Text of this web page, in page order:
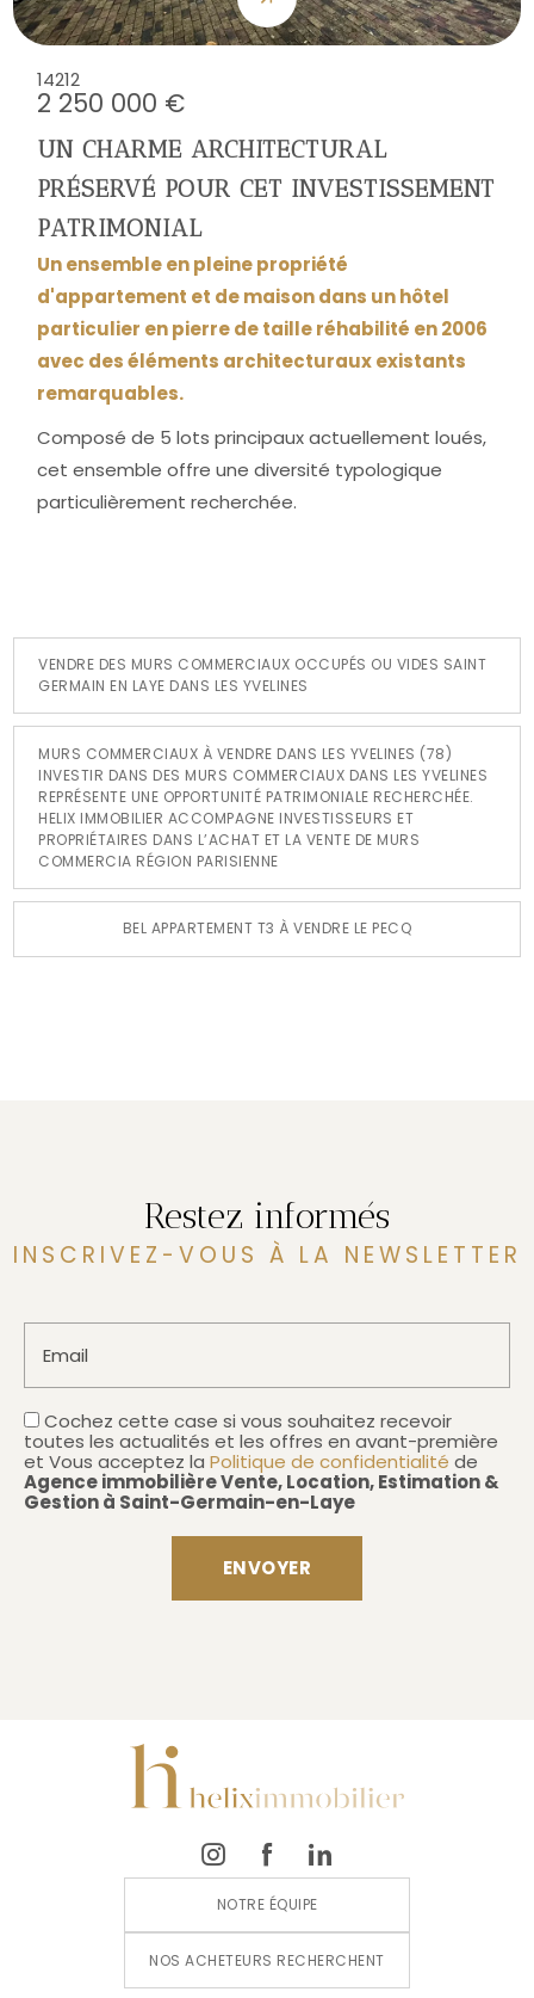
14212
2 250 000 €
UN CHARME ARCHITECTURAL
PRÉSERVÉ POUR CET INVESTISSEMENT
PATRIMONIAL
Un ensemble en pleine propriété
d'appartement et de maison dans un hôtel
particulier en pierre de taille réhabilité en 2006
avec des éléments architecturaux existants
remarquables.
Composé de 5 lots principaux actuellement loués,
cet ensemble offre une diversité typologique
particulièrement recherchée.
VENDRE DES MURS COMMERCIAUX OCCUPÉS OU VIDES SAINT
GERMAIN EN LAYE DANS LES YVELINES
MURS COMMERCIAUX À VENDRE DANS LES YVELINES (78)
INVESTIR DANS DES MURS COMMERCIAUX DANS LES YVELINES
REPRÉSENTE UNE OPPORTUNITÉ PATRIMONIALE RECHERCHÉE.
HELIX IMMOBILIER ACCOMPAGNE INVESTISSEURS ET
PROPRIÉTAIRES DANS L’ACHAT ET LA VENTE DE MURS
COMMERCIA RÉGION PARISIENNE
BEL APPARTEMENT T3 À VENDRE LE PECQ
Restez informés
INSCRIVEZ-VOUS À LA NEWSLETTER
Email
Cochez cette case si vous souhaitez recevoir
toutes les actualités et les offres en avant-première
et Vous acceptez la Politique de confidentialité de
Agence immobilière Vente, Location, Estimation &
Gestion à Saint-Germain-en-Laye
NOTRE ÉQUIPE
NOS ACHETEURS RECHERCHENT